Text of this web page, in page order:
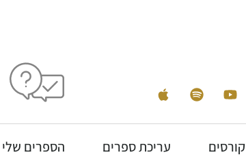
קורסים עריכת ספרים הספרים שלי